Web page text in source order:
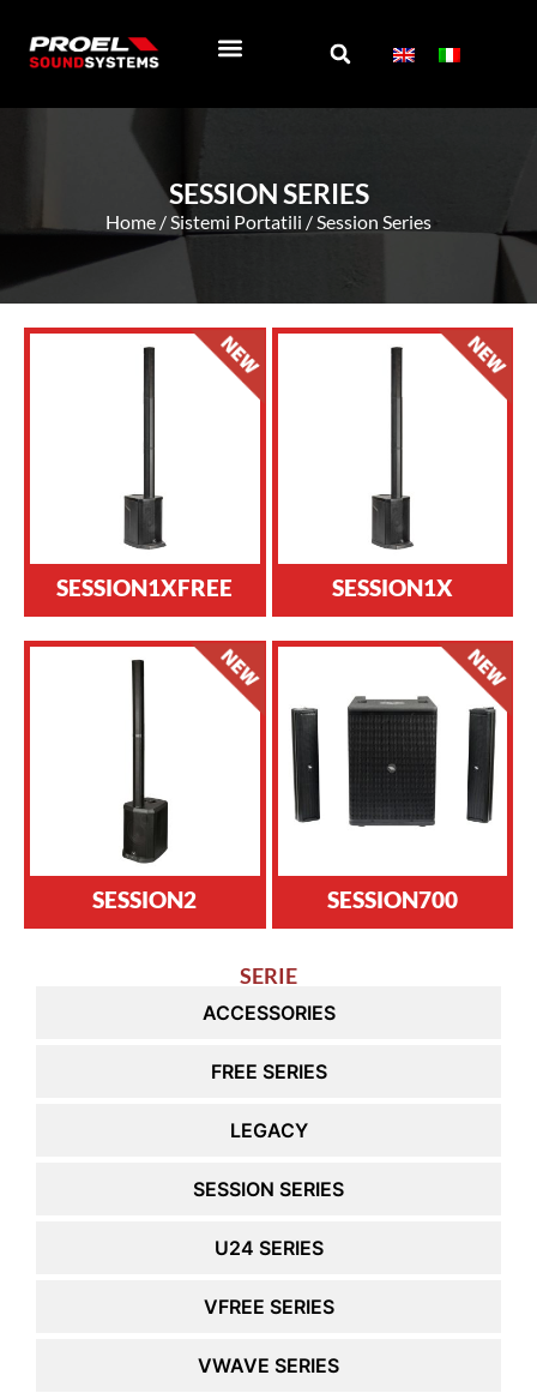
SESSION SERIES
Home /Sistemi Portatili / Session Series
SERIE
ACCESSORIES
FREE SERIES
LEGACY
SESSION SERIES
U24 SERIES
VFREE SERIES
VWAVE SERIES
SESSION1XFREE SESSION1X
SESSION2 SESSION700